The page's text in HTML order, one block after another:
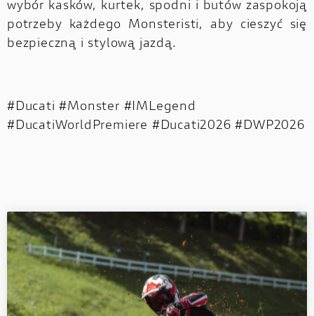
wybór kasków, kurtek, spodni i butów zaspokoją
potrzeby każdego Monsteristi, aby cieszyć się
bezpieczną i stylową jazdą.
#Ducati #Monster #IMLegend
#DucatiWorldPremiere #Ducati2026 #DWP2026